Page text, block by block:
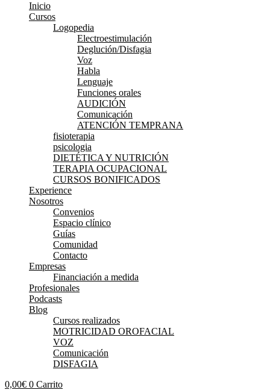
Inicio
Cursos
Logopedia
Electroestimulación
Deglución/Disfagia
Voz
Habla
Lenguaje
Funciones orales
AUDICIÓN
Comunicación
ATENCIÓN TEMPRANA
fisioterapia
psicologia
DIETÉTICA Y NUTRICIÓN
TERAPIA OCUPACIONAL
CURSOS BONIFICADOS
Experience
Nosotros
Convenios
Espacio clínico
Guías
Comunidad
Contacto
Empresas
Financiación a medida
Profesionales
Podcasts
Blog
Cursos realizados
MOTRICIDAD OROFACIAL
VOZ
Comunicación
DISFAGIA
0,00€ 0 Carrito